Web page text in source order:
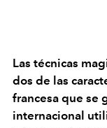
Las técnicas
dos de las
francesa que se
internacional